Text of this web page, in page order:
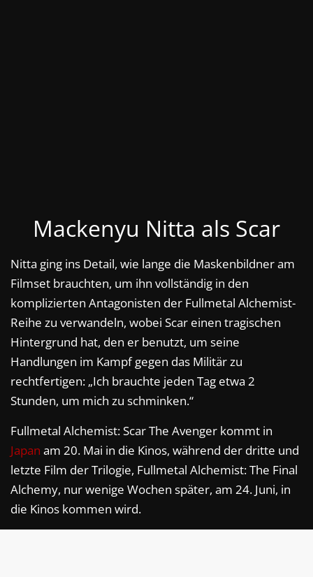
Mackenyu Nitta als Scar
Nitta ging ins Detail, wie lange die Maskenbildner am
Filmset brauchten, um ihn vollständig in den
komplizierten Antagonisten der Fullmetal Alchemist-
Reihe zu verwandeln, wobei Scar einen tragischen
Hintergrund hat, den er benutzt, um seine
Handlungen im Kampf gegen das Militär zu
rechtfertigen: „Ich brauchte jeden Tag etwa 2
Stunden, um mich zu schminken.“
Fullmetal Alchemist: Scar The Avenger kommt in
Japan am 20. Mai in die Kinos, während der dritte und
letzte Film der Trilogie, Fullmetal Alchemist: The Final
Alchemy, nur wenige Wochen später, am 24. Juni, in
die Kinos kommen wird.